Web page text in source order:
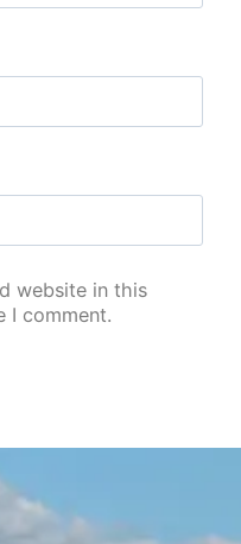
website in this
I comment.